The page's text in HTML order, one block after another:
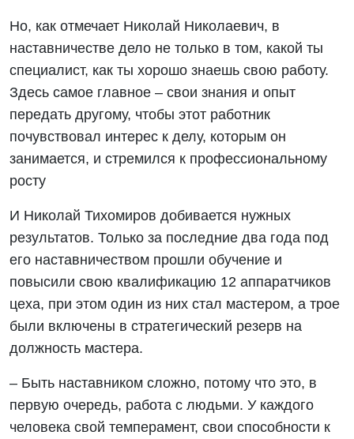
Но, как отмечает Николай Николаевич, в
наставничестве дело не только в том, какой ты
специалист, как ты хорошо знаешь свою работу.
Здесь самое главное – свои знания и опыт
передать другому, чтобы этот работник
почувствовал интерес к делу, которым он
занимается, и стремился к профессиональному
росту
И Николай Тихомиров добивается нужных
результатов. Только за последние два года под
его наставничеством прошли обучение и
повысили свою квалификацию 12 аппаратчиков
цеха, при этом один из них стал мастером, а трое
были включены в стратегический резерв на
должность мастера.
– Быть наставником сложно, потому что это, в
первую очередь, работа с людьми. У каждого
человека свой темперамент, свои способности к